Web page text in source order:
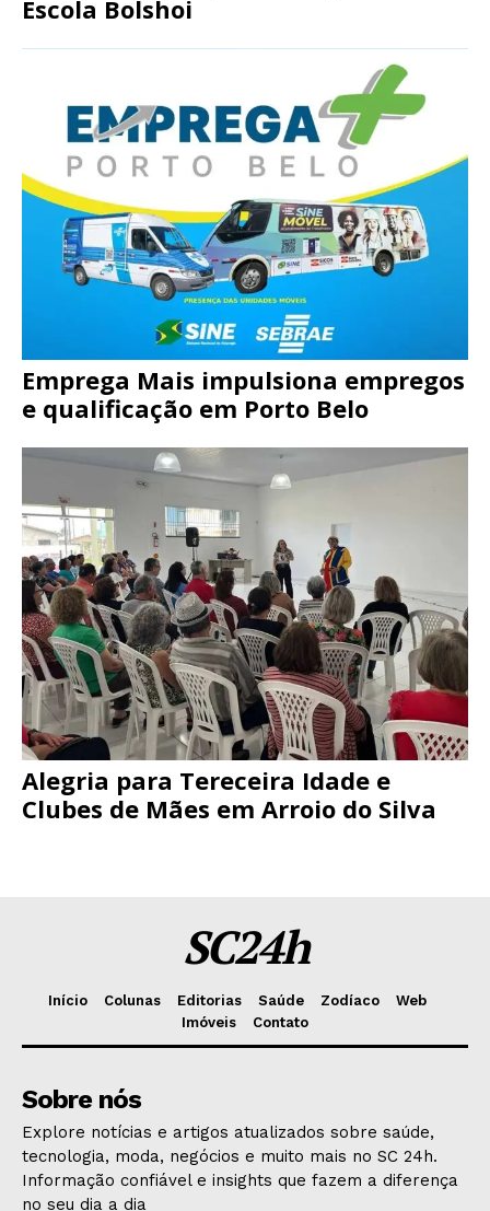
Escola Bolshoi
Emprega Mais impulsiona empregos
e qualificação em Porto Belo
Alegria para Tereceira Idade e
Clubes de Mães em Arroio do Silva
SC24h
Início Colunas Editorias Saúde Zodíaco
Web
Imóveis
Contato
Sobre nós
Explore notícias e artigos atualizados sobre saúde,
tecnologia, moda, negócios e muito mais no SC 24h.
Informação confiável e insights que fazem a diferença
no seu dia a dia